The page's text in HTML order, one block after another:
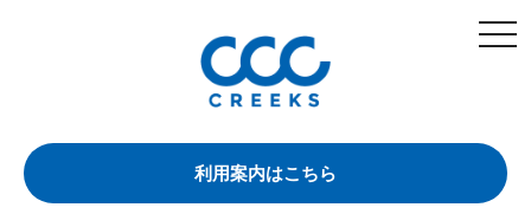
利用案内はこちら